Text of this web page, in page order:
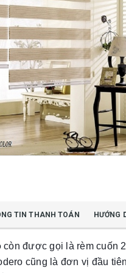
TIN THANH TOÁN HƯỚNG
còn được gọi là rèm cuốn
cũng là đơn vị đầu